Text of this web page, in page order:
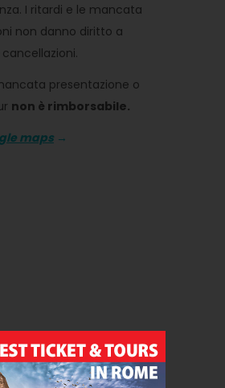
I ritardi e le mancata
non danno diritto a
presentazione o
non è rimborsabile.
maps →